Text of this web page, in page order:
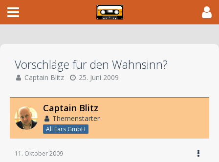
Vorschläge für den Wahnsinn?
Captain Blitz 25. Juni 2009
Captain Blitz
Themenstarter
All Ears GmbH
11. Oktober 2009